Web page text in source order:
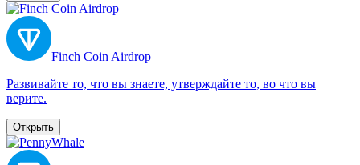
Finch Coin Airdrop
Развивайте то, что вы знаете, утверждайте то, во что вы
верите.
Открыть